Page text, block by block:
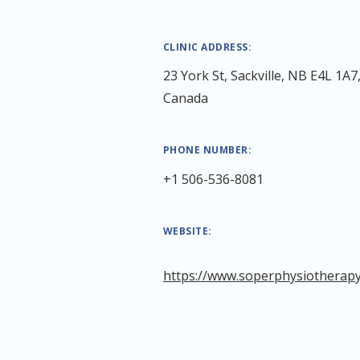
CLINIC ADDRESS:
23 York St, Sackville, NB E4L 1A7,
Canada
PHONE NUMBER:
+1 506-536-8081
WEBSITE:
https://